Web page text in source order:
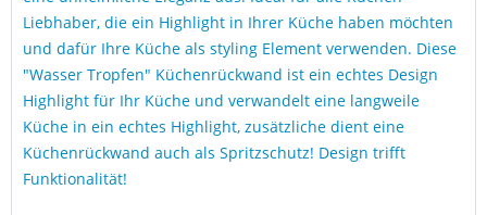
Liebhaber, die ein Highlight in Ihrer Küche haben möchten
und dafür Ihre Küche als styling Element verwenden. Diese
"Wasser Tropfen" Küchenrückwand ist ein echtes Design
Highlight für Ihr Küche und verwandelt eine langweile
Küche in ein echtes Highlight, zusätzliche dient eine
Küchenrückwand auch als Spritzschutz! Design trifft
Funktionalität!